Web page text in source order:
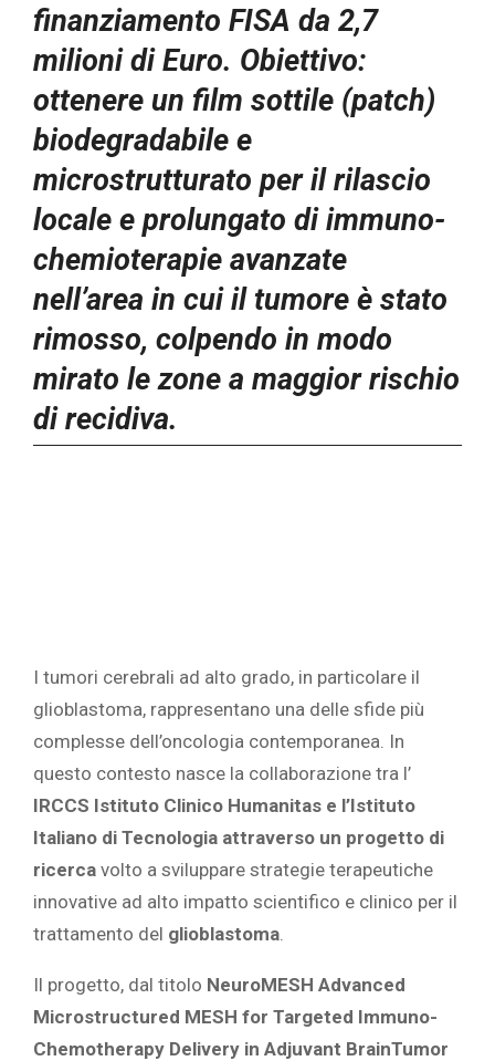
finanziamento FISA da 2,7
milioni di Euro. Obiettivo:
ottenere un film sottile (patch)
biodegradabile e
microstrutturato per il rilascio
locale e prolungato di immuno-
chemioterapie avanzate
nell’area in cui il tumore è stato
rimosso, colpendo in modo
mirato le zone a maggior rischio
di recidiva.
I tumori cerebrali ad alto grado, in particolare il
glioblastoma, rappresentano una delle sfide più
complesse dell’oncologia contemporanea. In
questo contesto nasce la collaborazione tra l’
IRCCS Istituto Clinico Humanitas e l’Istituto
Italiano di Tecnologia attraverso un progetto di
ricerca volto a sviluppare strategie terapeutiche
innovative ad alto impatto scientifico e clinico per il
trattamento del glioblastoma.
Il progetto, dal titolo NeuroMESH Advanced
Microstructured MESH for Targeted Immuno-
Chemotherapy Delivery in Adjuvant BrainTumor